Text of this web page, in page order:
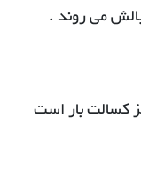
می روند .
کسالت بار است